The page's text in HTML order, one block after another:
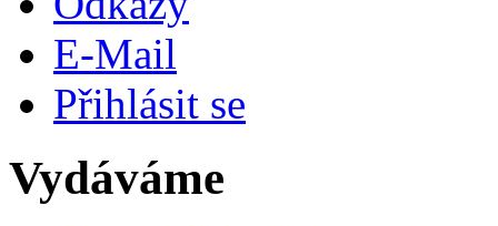
E-Mail
Přihlásit se
Vydáváme